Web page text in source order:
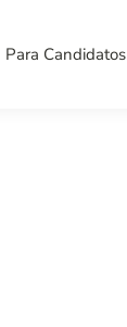
Para Candidatos